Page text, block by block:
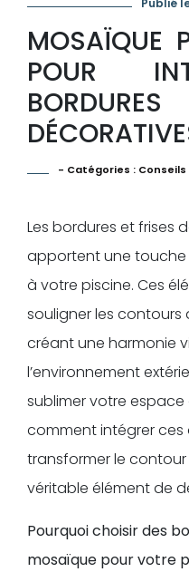
Publié
MOSAÏQUE
POUR
- Catégories :
Les bordures et frises
apportent une touche
à votre piscine. Ces
souligner les
créant une harmonie
l’environnement
sublimer votre
comment intégrer
transformer le
véritable élément de
Pourquoi choisir des
mosaïque pour votre